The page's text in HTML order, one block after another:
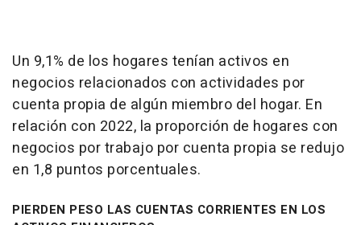
Un 9,1% de los hogares tenían activos en
negocios relacionados con actividades por
cuenta propia de algún miembro del hogar. En
relación con 2022, la proporción de hogares con
negocios por trabajo por cuenta propia se redujo
en 1,8 puntos porcentuales.
PIERDEN PESO LAS CUENTAS CORRIENTES EN LOS